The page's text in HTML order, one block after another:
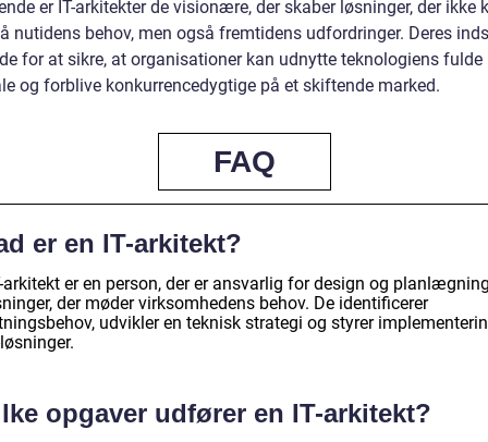
er IT-arkitekter de visionære, der skaber løsninger, der ikke
nutidens behov, men også fremtidens udfordringer. Deres
for at sikre, at organisationer kan udnytte teknologiens fulde
og forblive konkurrencedygtige på et skiftende marked.
FAQ
er en IT-arkitekt?
arkitekt er en person, der er ansvarlig for design og
der møder virksomhedens behov. De identificerer
udvikler en teknisk strategi og styrer
opgaver udfører en IT-arkitekt?